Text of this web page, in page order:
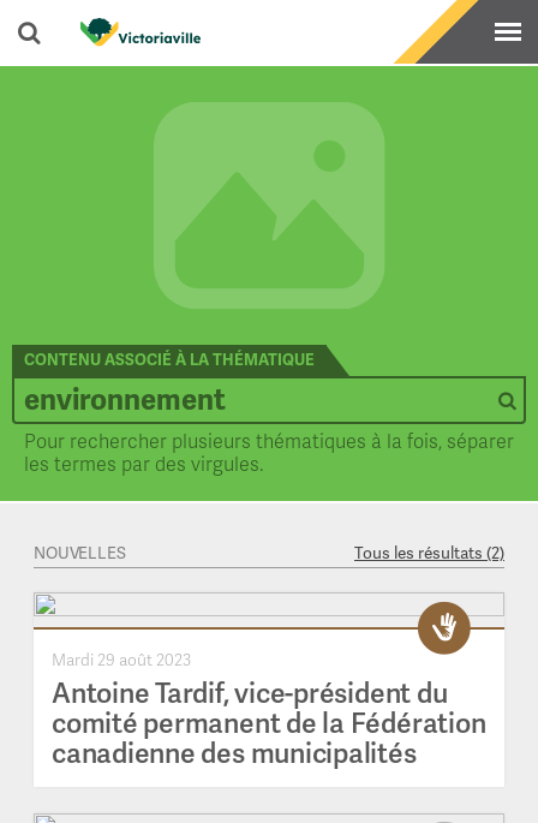
CONTENU ASSOCIÉ À LA THÉMATIQUE
Pour rechercher plusieurs thématiques à la fois, séparer
les termes par des virgules.
NOUVELLES Tous les résultats (2)
Mardi 29 août 2023
Antoine Tardif, vice-président du
comité permanent de la Fédération
canadienne des municipalités